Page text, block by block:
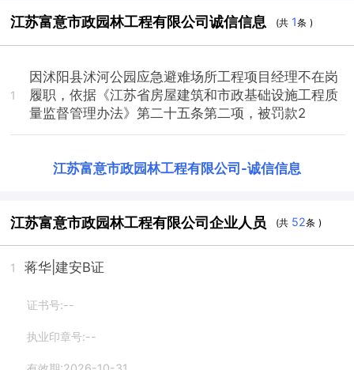
江苏富意市政园林工程有限公司诚信信息 (共 1条 )
1
因沭阳县沭河公园应急避难场所工程项目经理不在岗
履职，依据《江苏省房屋建筑和市政基础设施工程质
量监督管理办法》第二十五条第二项，被罚款2
江苏富意市政园林工程有限公司 -诚信信息
江苏富意市政园林工程有限公司企业人员 (共 52条 )
1 蒋华 |建安B证
证书号:--
执业印章号:--